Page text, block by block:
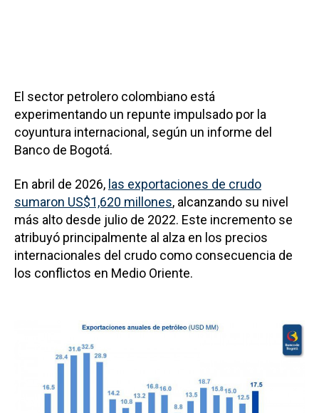
El sector petrolero colombiano está
experimentando un repunte impulsado por la
coyuntura internacional, según un informe del
Banco de Bogotá.
En abril de 2026, las exportaciones de crudo
sumaron US$1,620 millones, alcanzando su nivel
más alto desde julio de 2022. Este incremento se
atribuyó principalmente al alza en los precios
internacionales del crudo como consecuencia de
los conflictos en Medio Oriente.